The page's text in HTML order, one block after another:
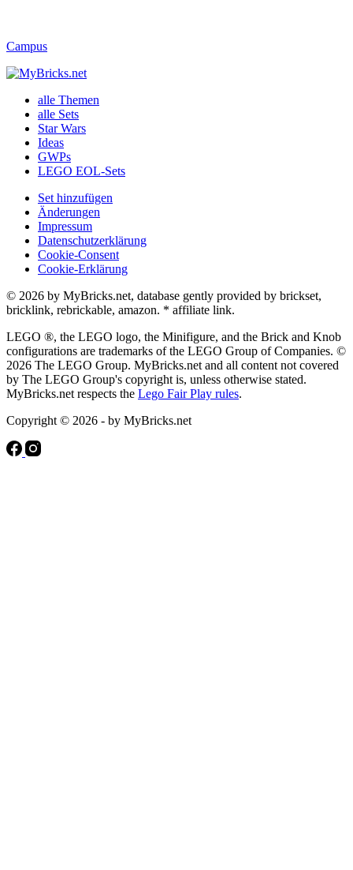
Campus
alle Themen
alle Sets
Star Wars
Ideas
GWPs
LEGO EOL-Sets
Set hinzufügen
Änderungen
Impressum
Datenschutzerklärung
Cookie-Consent
Cookie-Erklärung
© 2026 by MyBricks.net, database gently provided by brickset,
bricklink, rebrickable, amazon. * affiliate link.
LEGO ®, the LEGO logo, the Minifigure, and the Brick and Knob
configurations are trademarks of the LEGO Group of Companies. ©
2026 The LEGO Group. MyBricks.net and all content not covered
by The LEGO Group's copyright is, unless otherwise stated.
MyBricks.net respects the Lego Fair Play rules.
Copyright © 2026 - by MyBricks.net